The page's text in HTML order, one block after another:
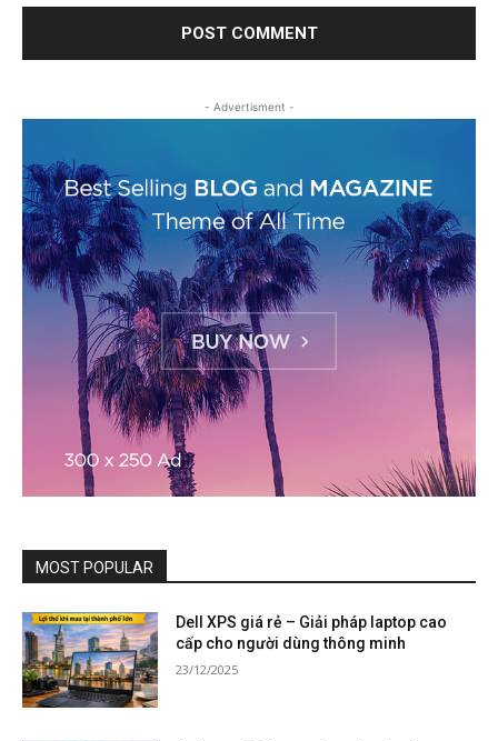
- Advertisment -
MOST POPULAR
Dell XPS giá rẻ – Giải pháp laptop cao
cấp cho người dùng thông minh
23/12/2025